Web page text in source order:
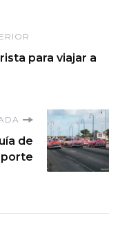
para viajar a
de